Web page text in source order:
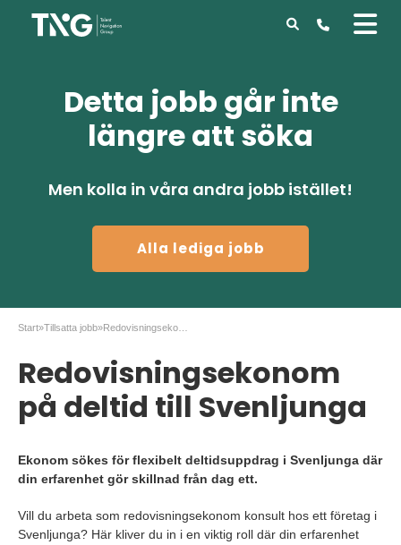
Detta jobb går inte
längre att söka
Men kolla in våra andra jobb istället!
Alla lediga jobb
Start»Tillsatta jobb»
Redovisningsekonom
på deltid till Svenljunga
Ekonom sökes för flexibelt deltidsuppdrag i Svenljunga där
din erfarenhet gör skillnad från dag ett.
Vill du arbeta som redovisningsekonom konsult hos ett företag i
Svenljunga? Här kliver du in i en viktig roll där din erfarenhet